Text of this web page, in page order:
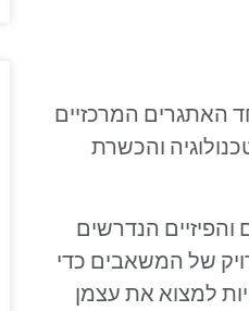
האתגרים המרכזיים
והכשרת
הנדרשים
של המשאבים כדי
למצוא את עצמן